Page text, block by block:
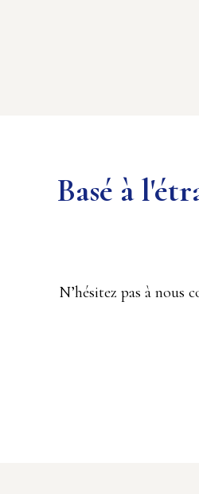
Basé à
N’hésitez pas à nous